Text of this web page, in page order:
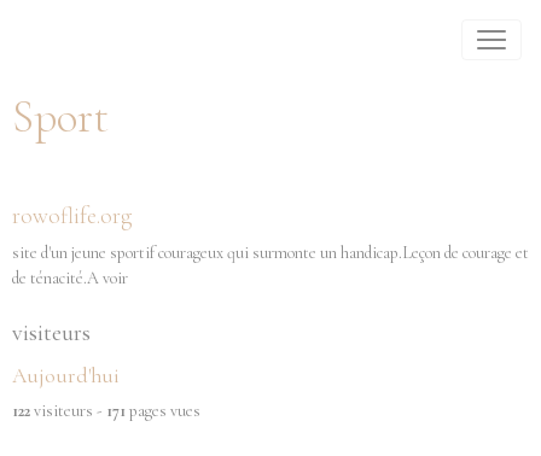
Sport
rowoflife.org
site d'un jeune sportif courageux qui surmonte un handicap.Leçon de courage et
de ténacité.A voir
visiteurs
Aujourd'hui
122visiteurs - 171 pages vues